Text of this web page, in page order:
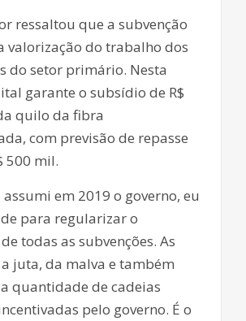
ressaltou que a subvenção
valorização do trabalho dos
do setor primário. Nesta
garante o subsídio de R$
quilo da fibra
com previsão de repasse
500 mil.
assumi em 2019 o governo, eu
para regularizar o
todas as subvenções. As
juta, da malva e também
quantidade de cadeias
pelo governo. É o